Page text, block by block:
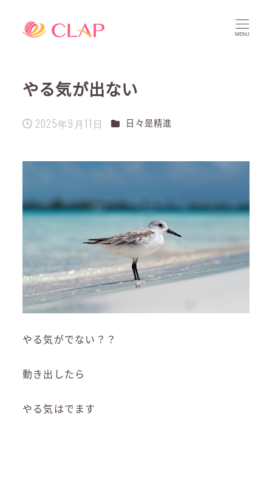
MENU
やる気が出ない
投稿日
2025年9月11日 カテゴリー
日々是精進
やる気がでない？？
動き出したら
やる気はでます